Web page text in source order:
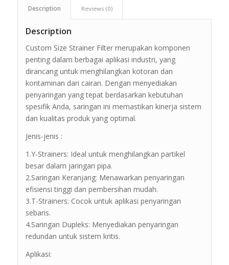
Description Reviews (0)
Description
Custom Size Strainer Filter merupakan komponen
penting dalam berbagai aplikasi industri, yang
dirancang untuk menghilangkan kotoran dan
kontaminan dari cairan. Dengan menyediakan
penyaringan yang tepat berdasarkan kebutuhan
spesifik Anda, saringan ini memastikan kinerja sistem
dan kualitas produk yang optimal.
Jenis-jenis :
1.Y-Strainers: Ideal untuk menghilangkan partikel
besar dalam jaringan pipa.
2.Saringan Keranjang: Menawarkan penyaringan
efisiensi tinggi dan pembersihan mudah.
3.T-Strainers: Cocok untuk aplikasi penyaringan
sebaris.
4.Saringan Dupleks: Menyediakan penyaringan
redundan untuk sistem kritis.
Aplikasi: